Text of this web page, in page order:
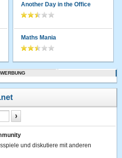
Another Day in the Office
Maths Mania
WERBUNG
und diskutiere mit anderen